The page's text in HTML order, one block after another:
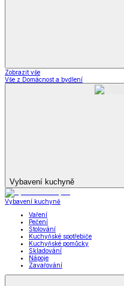
Zobrazit vše
Vše z Domácnost a bydlení
Vybavení kuchyně
Vybavení kuchyně
Vaření
Pečení
Stolování
Kuchyňské spotřebiče
Kuchyňské pomůcky
Skladování
Nápoje
Zavařování